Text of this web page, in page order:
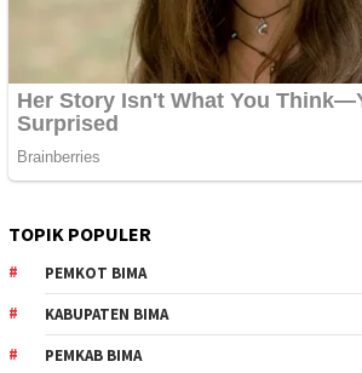
TOPIK POPULER
PEMKOT BIMA
KABUPATEN BIMA
PEMKAB BIMA